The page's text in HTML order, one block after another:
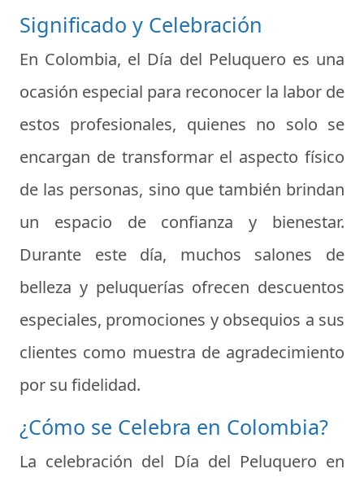
Significado y Celebración
En Colombia, el Día del Peluquero es una
ocasión especial para reconocer la labor de
estos profesionales, quienes no solo se
encargan de transformar el aspecto físico
de las personas, sino que también brindan
un espacio de confianza y bienestar.
Durante este día, muchos salones de
belleza y peluquerías ofrecen descuentos
especiales, promociones y obsequios a sus
clientes como muestra de agradecimiento
por su fidelidad.
¿Cómo se Celebra en Colombia?
La celebración del Día del Peluquero en